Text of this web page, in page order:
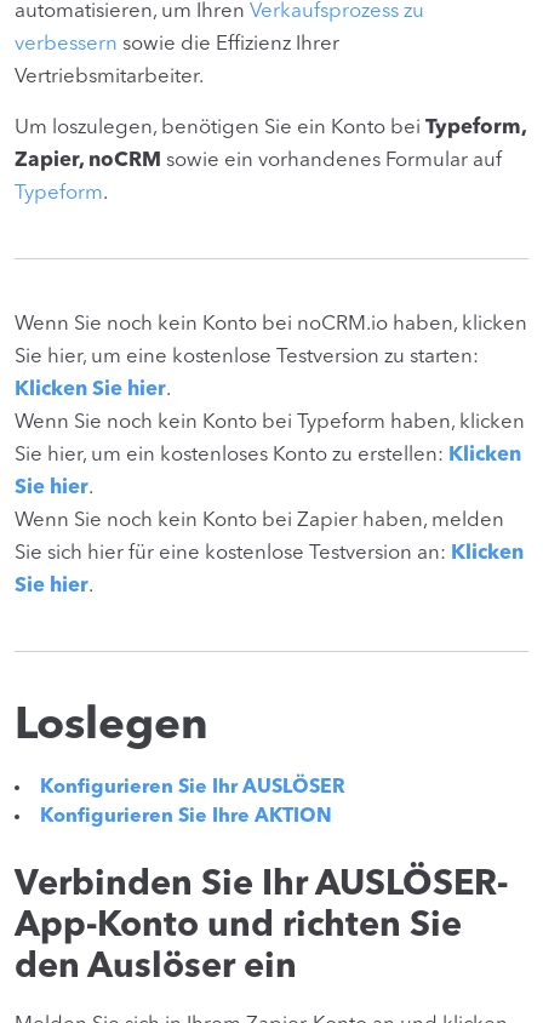
automatisieren, um Ihren Verkaufsprozess zu
verbessern sowie die Effizienz Ihrer
Vertriebsmitarbeiter.
Um loszulegen, benötigen Sie ein Konto bei Typeform,
Zapier, noCRM sowie ein vorhandenes Formular auf
Typeform.
Wenn Sie noch kein Konto bei noCRM.io haben, klicken
Sie hier, um eine kostenlose Testversion zu starten:
Klicken Sie hier.
Wenn Sie noch kein Konto bei Typeform haben, klicken
Sie hier, um ein kostenloses Konto zu erstellen: Klicken
Sie hier.
Wenn Sie noch kein Konto bei Zapier haben, melden
Sie sich hier für eine kostenlose Testversion an: Klicken
Sie hier.
Loslegen
Konfigurieren Sie Ihr AUSLÖSER
Konfigurieren Sie Ihre AKTION
Verbinden Sie Ihr AUSLÖSER-
App-Konto und richten Sie
den Auslöser ein